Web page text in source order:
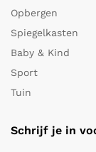
Opbergen
Spiegelkasten
Baby & Kind
Sport
Tuin
Schrijf je in